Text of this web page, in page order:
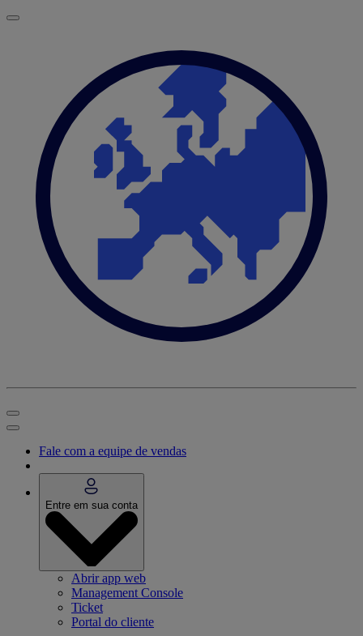
Fale com a equipe de vendas
Entre em sua conta
Abrir app web
Management Console
Ticket
Portal do cliente